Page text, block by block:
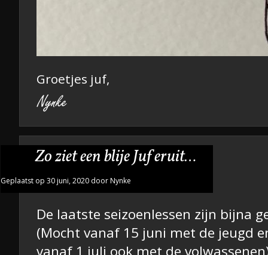
Groetjes juf,
Zo ziet een blije Juf eruit…
Geplaatst op 30 juni, 2020 door Nynke
De laatste seizoenlessen zijn bijna
(Mocht vanaf 15 juni met de jeugd
vanaf 1 juli ook met de